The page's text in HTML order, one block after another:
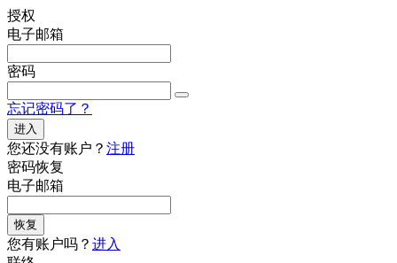
授权
电子邮箱
密码
忘记密码了？
进入
您还没有账户？ 注册
密码恢复
电子邮箱
恢复
您有账户吗？ 进入